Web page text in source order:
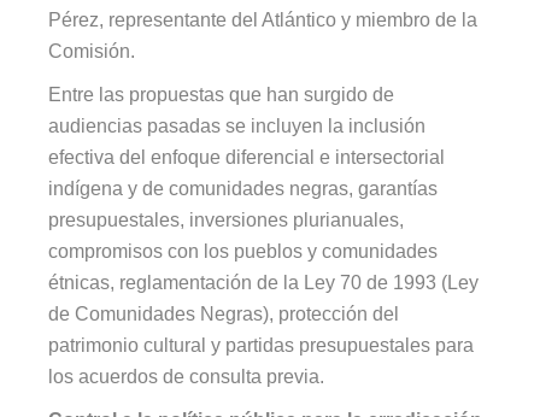
Pérez, representante del Atlántico y miembro de la
Comisión.
Entre las propuestas que han surgido de
audiencias pasadas se incluyen la inclusión
efectiva del enfoque diferencial e intersectorial
indígena y de comunidades negras, garantías
presupuestales, inversiones plurianuales,
compromisos con los pueblos y comunidades
étnicas, reglamentación de la Ley 70 de 1993 (Ley
de Comunidades Negras), protección del
patrimonio cultural y partidas presupuestales para
los acuerdos de consulta previa.